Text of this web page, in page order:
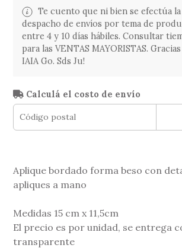
Te cuento que ni bien se efectúa
despacho de envíos por tema de
entre 4 y 10 días hábiles. Consultar
para las VENTAS MAYORISTAS.
IAIA Go. Sds Ju!
Calculá el costo de envío
Aplique bordado forma beso con
apliques a mano
Medidas 15 cm x 11,5cm
El precio es por unidad, se entrega
transparente